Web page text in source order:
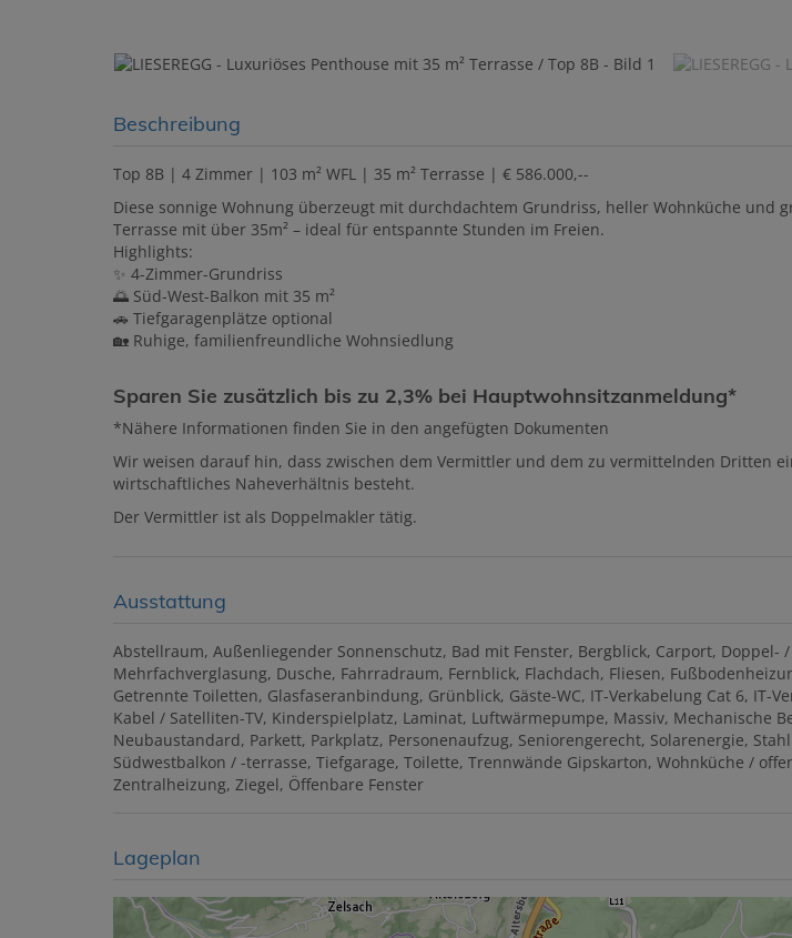
Beschreibung
Top 8B | 4 Zimmer | 103 m² WFL | 35 m² Terrasse | € 586.000,--
Diese sonnige Wohnung überzeugt mit durchdachtem Grundriss, heller Wohnküche und
Terrasse mit über 35m² – ideal für entspannte Stunden im Freien.
Highlights:
✨ 4-Zimmer-Grundriss
🌅 Süd-West-Balkon mit 35 m²
🚗 Tiefgaragenplätze optional
🏡 Ruhige, familienfreundliche Wohnsiedlung
Sparen Sie zusätzlich bis zu 2,3% bei Hauptwohnsitzanmeldung*
*Nähere Informationen finden Sie in den angefügten Dokumenten
Wir weisen darauf hin, dass zwischen dem Vermittler und dem zu vermittelnden Dritten
wirtschaftliches Naheverhältnis besteht.
Der Vermittler ist als Doppelmakler tätig.
Ausstattung
Abstellraum Außenliegender Sonnenschutz Bad mit Fenster Bergblick Carport Doppel- /
Mehrfachverglasung Dusche Fahrradraum Fernblick Flachdach Fliesen
Getrennte Toiletten Glasfaseranbindung Grünblick Gäste-WC IT-Verkabelung Cat 6 IT-
Kabel / Satelliten-TV Kinderspielplatz Laminat Luftwärmepumpe Massiv Mechanische
Neubaustandard Parkett Parkplatz Personenaufzug Seniorengerecht Solarenergie
Südwestbalkon / -terrasse Tiefgarage Toilette Trennwände Gipskarton Wohnküche /
Zentralheizung Ziegel Öffenbare Fenster
Lageplan